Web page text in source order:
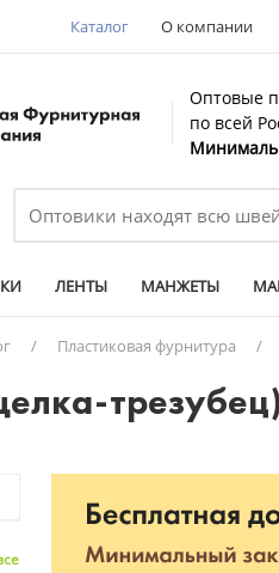
Каталог О компании
Оптовые
по всей
ЛЕНТЫ МАНЖЕТЫ
/ Пластиковая фурнитура /